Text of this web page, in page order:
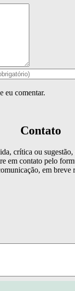
eu comentar.
Contato
crítica ou sugestão,
em contato pelo
em breve